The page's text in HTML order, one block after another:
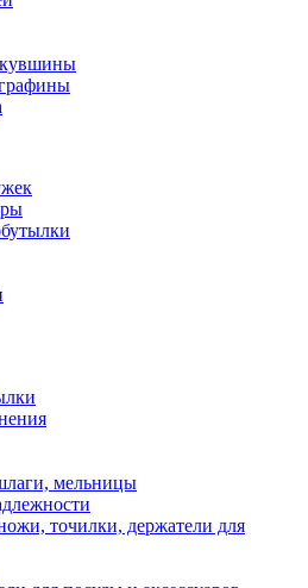
мельницы
точилки, держатели для